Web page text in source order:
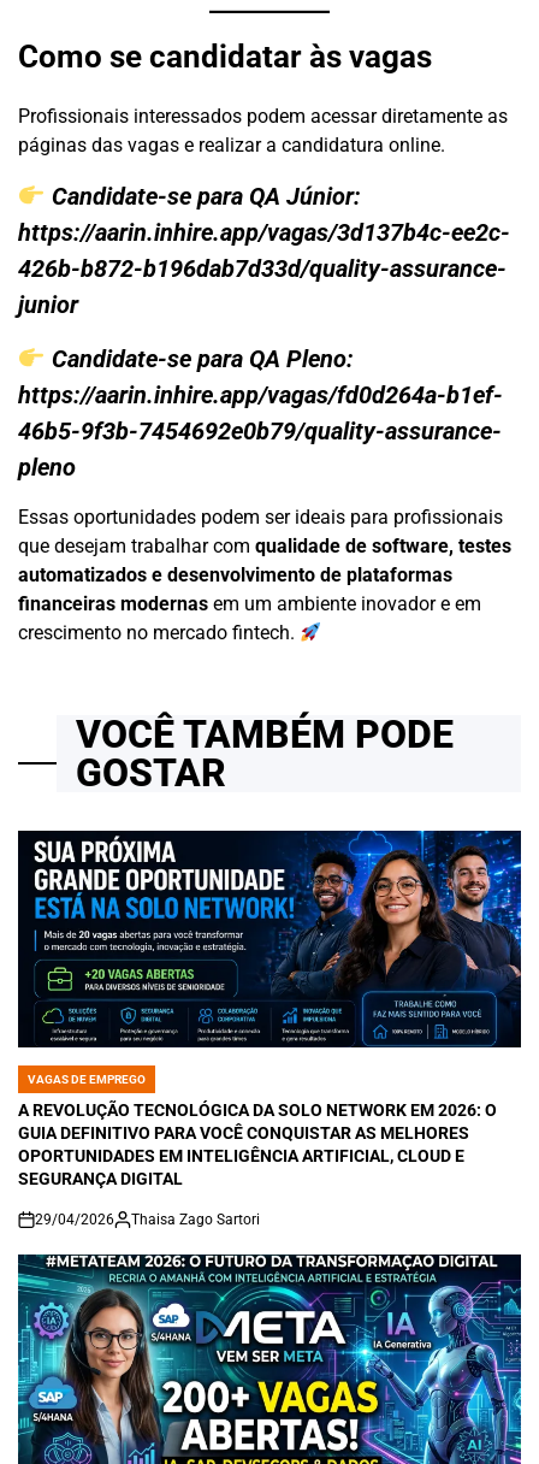
Como se candidatar às vagas
Profissionais interessados podem acessar diretamente as
páginas das vagas e realizar a candidatura online.
Candidate-se para QA Júnior:
https://aarin.inhire.app/vagas/3d137b4c-ee2c-
426b-b872-b196dab7d33d/quality-assurance-
junior
Candidate-se para QA Pleno:
https://aarin.inhire.app/vagas/fd0d264a-b1ef-
46b5-9f3b-7454692e0b79/quality-assurance-
pleno
Essas oportunidades podem ser ideais para profissionais
que desejam trabalhar com qualidade de software, testes
automatizados e desenvolvimento de plataformas
financeiras modernas em um ambiente inovador e em
crescimento no mercado fintech.
VOCÊ TAMBÉM PODE
GOSTAR
POSTED
IN
VAGAS DE EMPREGO
A REVOLUÇÃO TECNOLÓGICA DA SOLO NETWORK EM 2026: O
GUIA DEFINITIVO PARA VOCÊ CONQUISTAR AS MELHORES
OPORTUNIDADES EM INTELIGÊNCIA ARTIFICIAL, CLOUD E
SEGURANÇA DIGITAL
on
29/04/2026 Thaisa Zago Sartori